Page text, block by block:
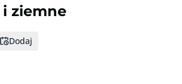
ziemne
dodaj